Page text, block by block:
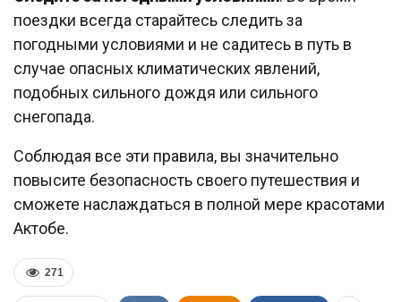
поездки всегда старайтесь следить за
погодными условиями и не садитесь в путь в
случае опасных климатических явлений,
подобных сильного дождя или сильного
снегопада.
Соблюдая все эти правила, вы значительно
повысите безопасность своего путешествия и
сможете наслаждаться в полной мере красотами
Актобе.
271